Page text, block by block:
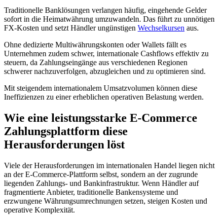
Traditionelle Banklösungen verlangen häufig, eingehende Gelder
sofort in die Heimatwährung umzuwandeln. Das führt zu unnötigen
FX-Kosten und setzt Händler ungünstigen Wechselkursen aus.
Ohne dedizierte Multiwährungskonten oder Wallets fällt es
Unternehmen zudem schwer, internationale Cashflows effektiv zu
steuern, da Zahlungseingänge aus verschiedenen Regionen
schwerer nachzuverfolgen, abzugleichen und zu optimieren sind.
Mit steigendem internationalem Umsatzvolumen können diese
Ineffizienzen zu einer erheblichen operativen Belastung werden.
Wie eine leistungsstarke E-Commerce
Zahlungsplattform diese
Herausforderungen löst
Viele der Herausforderungen im internationalen Handel liegen nicht
an der E-Commerce-Plattform selbst, sondern an der zugrunde
liegenden Zahlungs- und Bankinfrastruktur. Wenn Händler auf
fragmentierte Anbieter, traditionelle Bankensysteme und
erzwungene Währungsumrechnungen setzen, steigen Kosten und
operative Komplexität.